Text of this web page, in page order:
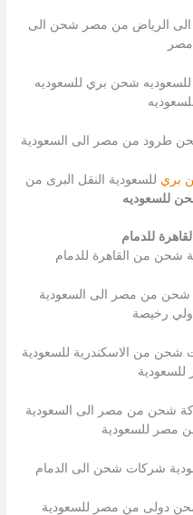
الرياض من مصر شحن الى
شحن بري للسعوديه
طرود من مصر الى السعودية
بري للسعودية النقل البرى من
للسعوديه
للدمام
شحن من القاهرة للدمام
من مصر الى السعودية
رخيصة
من الاسكندرية للسعودية
شحن من مصر الى السعودية
مصر للسعودية
شركات شحن الى الدمام
دولى من مصر للسعودية